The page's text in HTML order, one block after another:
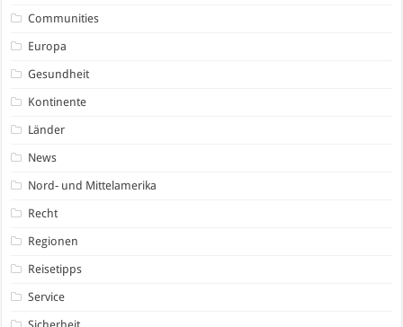
Communities
Europa
Gesundheit
Kontinente
Länder
News
Nord- und Mittelamerika
Recht
Regionen
Reisetipps
Service